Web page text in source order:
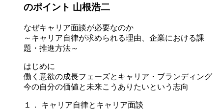
のポイント 山根浩二
なぜキャリア面談が必要なのか
～キャリア自律が求められる理由、企業における課
題・推進方法～
はじめに
働く意欲の成長フェーズとキャリア・ブランディング
今の自分の価値と未来こうありたいという志向
１． キャリア自律とキャリア面談